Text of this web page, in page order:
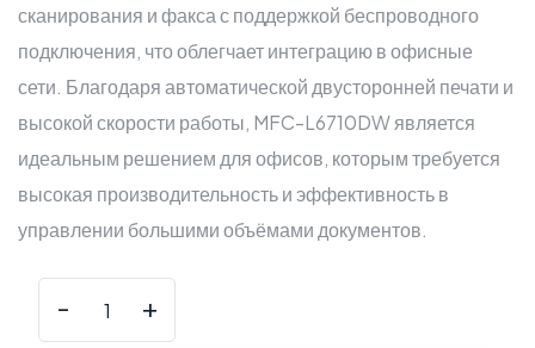
сканирования и факса с поддержкой беспроводного
подключения, что облегчает интеграцию в офисные
сети. Благодаря автоматической двусторонней печати и
высокой скорости работы, MFC-L6710DW является
идеальным решением для офисов, которым требуется
высокая производительность и эффективность в
управлении большими объёмами документов.
- +